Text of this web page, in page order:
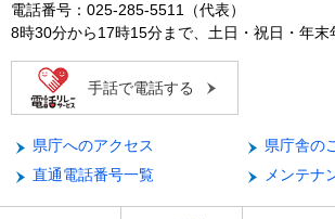
電話番号：025-285-5511（代表）
8時30分から17時15分まで、土日・祝日・年末
手話で電話する
県庁へのアクセス
県庁舎の
直通電話番号一覧
メンテナ